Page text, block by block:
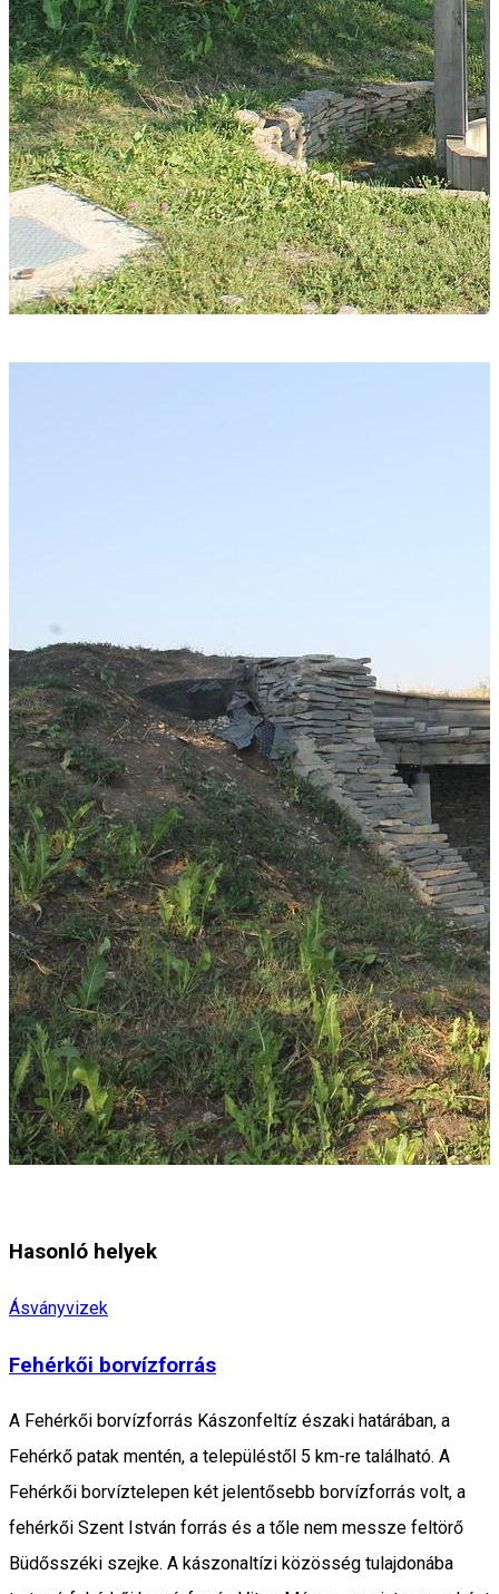
Hasonló helyek
Ásványvizek
Fehérkői borvízforrás
A Fehérkői borvízforrás Kászonfeltíz északi határában, a
Fehérkő patak mentén, a településtől 5 km-re található. A
Fehérkői borvíztelepen két jelentősebb borvízforrás volt, a
fehérkői Szent István forrás és a tőle nem messze feltörő
Büdősszéki szejke. A kászonaltízi közösség tulajdonába